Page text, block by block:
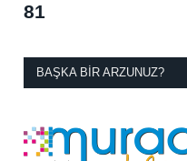
81
BAŞKA BIR ARZUNUZ?